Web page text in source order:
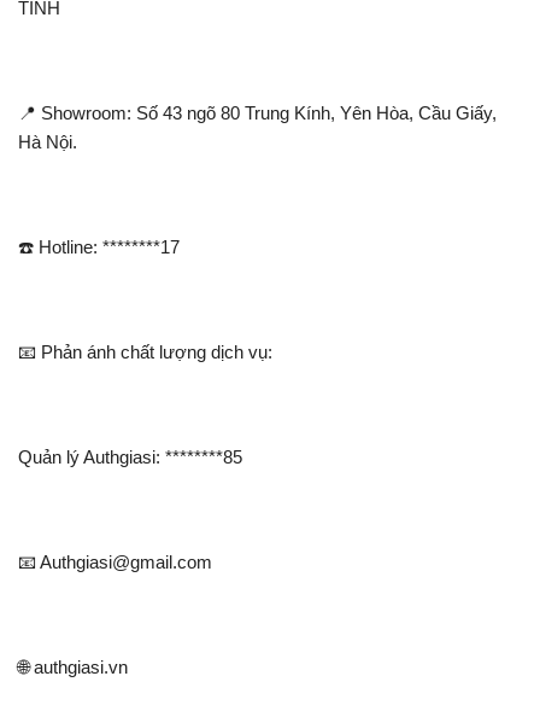
TÌNH
📍 Showroom: Số 43 ngõ 80 Trung Kính, Yên Hòa, Cầu Giấy,
Hà Nội.
☎️ Hotline: ********17
📧 Phản ánh chất lượng dịch vụ:
Quản lý Authgiasi: ********85
📧 Authgiasi@gmail.com
🌐 authgiasi.vn